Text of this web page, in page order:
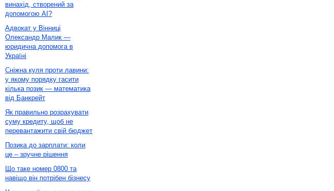
винахід, створений за
допомогою AI?
Адвокат у Вінниці
Олександр Малик —
юридична допомога в
Україні
Сніжна куля проти лавини:
у якому порядку гасити
кілька позик — математика
від Банкрейт
Як правильно розрахувати
суму кредиту, щоб не
перевантажити свій бюджет
Позика до зарплати: коли
це – зручне рішення
Що таке номер 0800 та
навіщо він потрібен бізнесу